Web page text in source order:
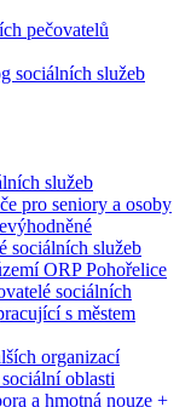
pečovatelů
sociálních služeb
služeb
pro seniory a osoby
sociálních služeb
ORP Pohořelice
sociálních
s městem
organizací
oblasti
a hmotná nouze +